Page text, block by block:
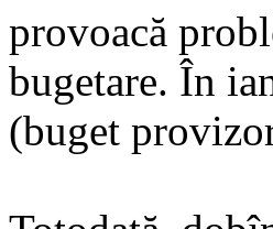
provoacă
bugetare. În
(buget